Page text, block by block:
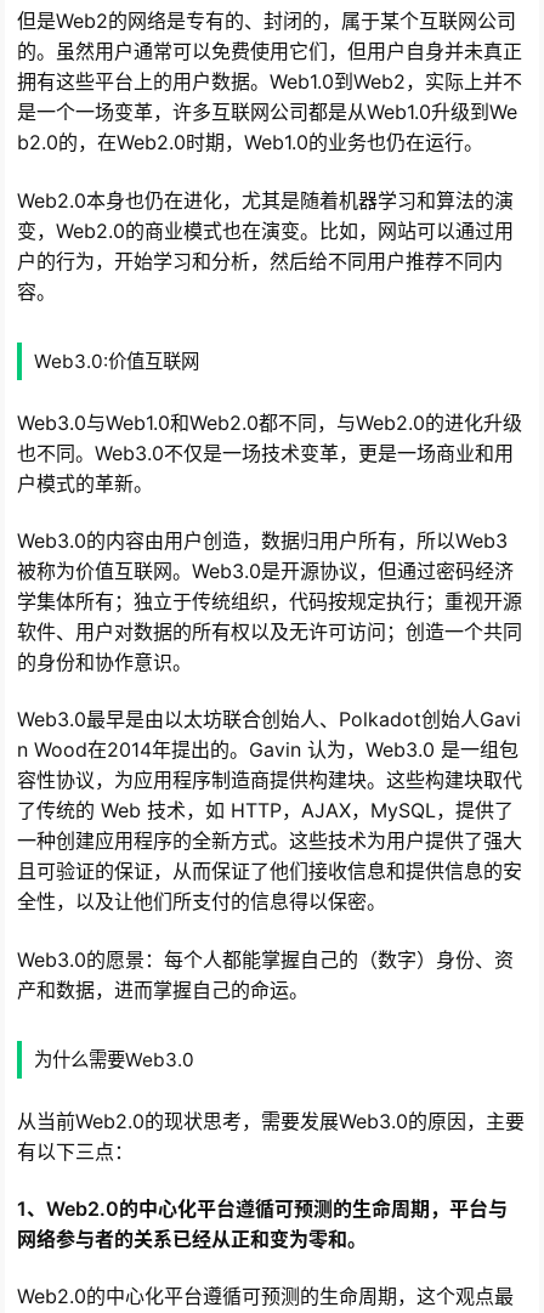
但是Web2的网络是专有的、封闭的，属于某个互联网公司
的。虽然用户通常可以免费使用它们，但用户自身并未真正
拥有这些平台上的用户数据。Web1.0到Web2，实际上并不
是一个一场变革，许多互联网公司都是从Web1.0升级到We
b2.0的，在Web2.0时期，Web1.0的业务也仍在运行。
Web2.0本身也仍在进化，尤其是随着机器学习和算法的演
变，Web2.0的商业模式也在演变。比如，网站可以通过用
户的行为，开始学习和分析，然后给不同用户推荐不同内
容。
Web3.0:价值互联网
Web3.0与Web1.0和Web2.0都不同，与Web2.0的进化升级
也不同。Web3.0不仅是一场技术变革，更是一场商业和用
户模式的革新。
Web3.0的内容由用户创造，数据归用户所有，所以Web3
被称为价值互联网。Web3.0是开源协议，但通过密码经济
学集体所有；独立于传统组织，代码按规定执行；重视开源
软件、用户对数据的所有权以及无许可访问；创造一个共同
的身份和协作意识。
Web3.0最早是由以太坊联合创始人、Polkadot创始人Gavi
n Wood在2014年提出的。Gavin 认为，Web3.0 是一组包
容性协议，为应用程序制造商提供构建块。这些构建块取代
了传统的 Web 技术，如 HTTP，AJAX，MySQL，提供了
一种创建应用程序的全新方式。这些技术为用户提供了强大
且可验证的保证，从而保证了他们接收信息和提供信息的安
全性，以及让他们所支付的信息得以保密。
Web3.0的愿景：每个人都能掌握自己的（数字）身份、资
产和数据，进而掌握自己的命运。
为什么需要Web3.0
从当前Web2.0的现状思考，需要发展Web3.0的原因，主要
有以下三点：
1、Web2.0的中心化平台遵循可预测的生命周期，平台与
网络参与者的关系已经从正和变为零和。
Web2.0的中心化平台遵循可预测的生命周期，这个观点最